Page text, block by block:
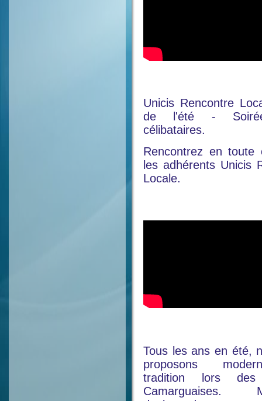
Unicis Rencontre
de l'été -
célibataires.
Rencontrez en toute
les adhérents Unicis
Locale.
Tous les ans en été,
proposons
tradition lors des
Camarguaises.